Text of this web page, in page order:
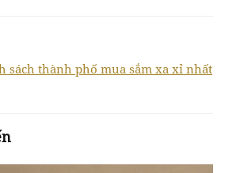
sách thành phố mua sắm xa xỉ nhất